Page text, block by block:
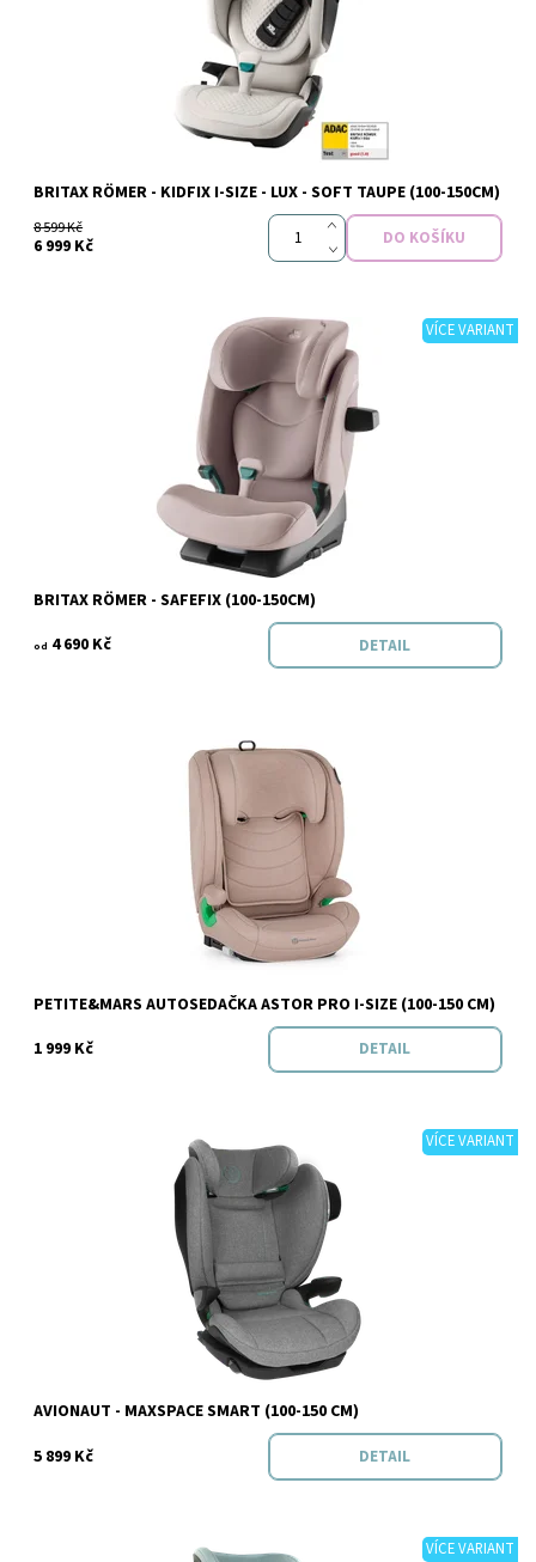
Značka: BRITAX RÖMER
BRITAX RÖMER - KIDFIX I-SIZE - LUX - SOFT TAUPE (100-150CM)
8 599 Kč
6 999 Kč
VÍCE VARIANT
Skladem
BRITAX RÖMER
BRITAX RÖMER - SAFEFIX (100-150CM)
od 4 690 Kč DETAIL
Objednáno
PETITE&MARS AUTOSEDAČKA ASTOR PRO I-SIZE (100-150 CM)
1 999 Kč
DETAIL
VÍCE VARIANT
Skladem
Značka: Avionaut
AVIONAUT - MAXSPACE SMART (100-150 CM)
5 899 Kč
DETAIL
VÍCE VARIANT